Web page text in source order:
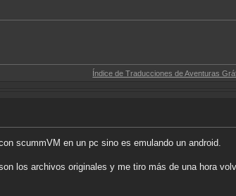
Índice de Traducciones de Aventuras Gráficas
scummVM en un pc sino es emulando un android.
los archivos originales y me tiro más de una hora